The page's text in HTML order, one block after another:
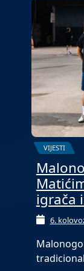
VIJESTI
igrača
6.